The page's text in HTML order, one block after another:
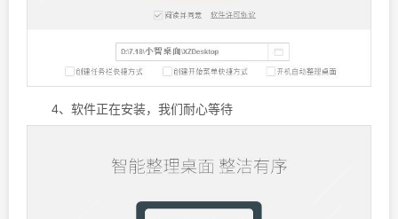
4、软件正在安装，我们耐心等待